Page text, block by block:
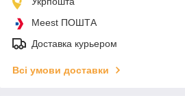
Meest ПОШТА
Доставка курьером
Всі умови доставки